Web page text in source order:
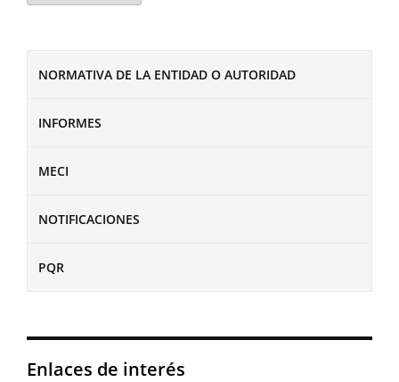
NORMATIVA DE LA ENTIDAD O AUTORIDAD
INFORMES
MECI
NOTIFICACIONES
PQR
Enlaces de interés